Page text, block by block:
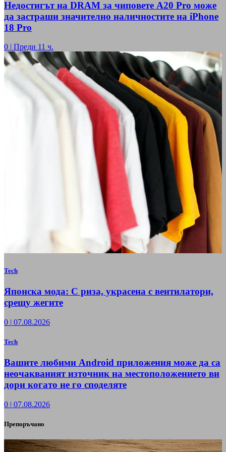
Недостигът на DRAM за чиповете A20 Pro може
да застраши значително наличностите на iPhone
18 Pro
0 Преди 11 ч.
Tech
Японска мода: С риза, украсена с вентилатори,
срещу жегите
0 | 07.08.2026
Tech
Вашите любими Android приложения може да са
неочакваният източник на местоположението ви
дори когато не го споделяте
0 | 07.08.2026
Препоръчано